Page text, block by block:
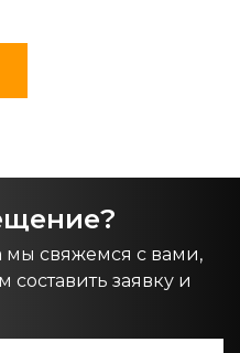
мы свяжемся с вами,
заявку и